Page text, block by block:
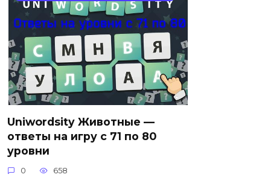
Uniwordsity Животные —
ответы на игру с 71 по 80
уровни
0 658